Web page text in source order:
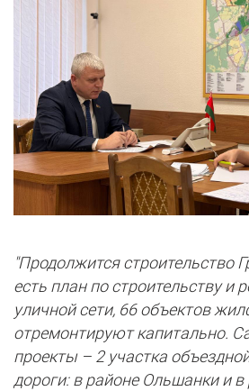
"Продолжится строительство
есть план по строительству и
уличной сети, 66 объектов
отремонтируют капитально.
проекты – 2 участка
дороги: в районе Ольшанки и в